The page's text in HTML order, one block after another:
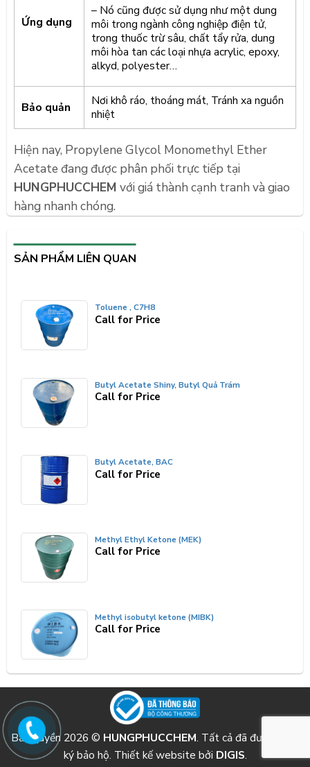
Ứng dụng
– Nó cũng được sử dụng như một dung
môi trong ngành công nghiệp điện tử,
trong thuốc trừ sâu, chất tẩy rửa, dung
môi hòa tan các loại nhựa acrylic, epoxy,
alkyd, polyester…
Bảo quản
Nơi khô ráo, thoáng mát, Tránh xa nguồn
nhiệt
Hiện nay, Propylene Glycol Monomethyl Ether
Acetate đang được phân phối trực tiếp tại
HUNGPHUCCHEM với giá thành cạnh tranh và giao
hàng nhanh chóng.
SẢN PHẨM LIÊN QUAN
Toluene , C7H8
Call for Price
Butyl Acetate Shiny, Butyl Quả Trám
Call for Price
Butyl Acetate, BAC
Call for Price
Methyl Ethyl Ketone (MEK)
Call for Price
Methyl isobutyl ketone (MIBK)
Call for Price
Bản quyền 2026 © HUNGPHUCCHEM. Tất cả đã được đăng
ký bảo hộ. Thiết kế website bởi DIGIS.